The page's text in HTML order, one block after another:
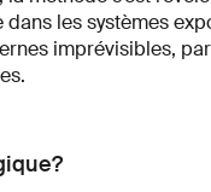
les systèmes
imprévisibles,